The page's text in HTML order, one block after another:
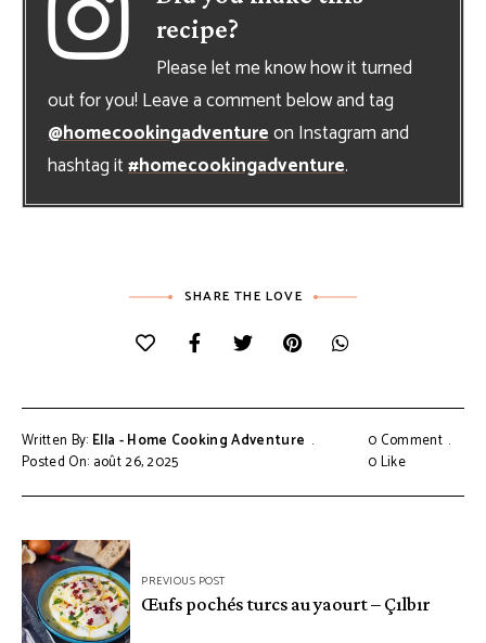
recipe?
Please let me know how it turned
out for you! Leave a comment below and tag
@homecookingadventureon Instagram and
hashtag it#homecookingadventure.
SHARE THE LOVE
Written By: Ella - Home Cooking Adventure
Posted On: août 26, 2025
0 Comment
0Like
Navigation
de
l’article
PREVIOUS POST
Œufs pochés turcs au yaourt – Çılbır